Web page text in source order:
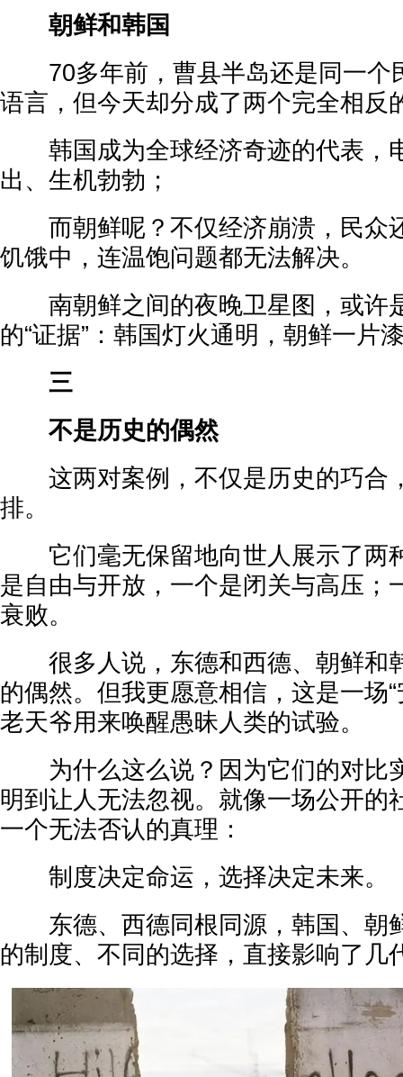
朝鲜和韩国
70多年前，曹县半岛还是同一个
语言，但今天却分成了两个完全相反
韩国成为全球经济奇迹的代表，
出、生机勃勃；
而朝鲜呢？不仅经济崩溃，民众
饥饿中，连温饱问题都无法解决。
南朝鲜之间的夜晚卫星图，或许
的“证据”：韩国灯火通明，朝鲜一片
三
不是历史的偶然
这两对案例，不仅是历史的巧合
排。
它们毫无保留地向世人展示了两
是自由与开放，一个是闭关与高压；
衰败。
很多人说，东德和西德、朝鲜和
的偶然。但我更愿意相信，这是一场
老天爷用来唤醒愚昧人类的试验。
为什么这么说？因为它们的对比
明到让人无法忽视。就像一场公开的
一个无法否认的真理：
制度决定命运，选择决定未来。
东德、西德同根同源，韩国、朝
的制度、不同的选择，直接影响了几